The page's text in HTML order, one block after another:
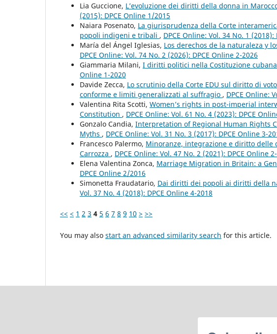
Lia Guccione, L’evoluzione dei diritti della donna in
(2015): DPCE Online 1/2015
Naiara Posenato, La giurisprudenza della Corte
popoli indigeni e tribali , DPCE Online: Vol. 34 No. 1 (2018):
María del Ángel Iglesias, Los derechos de la naturaleza y
DPCE Online: Vol. 74 No. 2 (2026): DPCE Online 2-2026
Giammaria Milani, I diritti politici nella Costituzione
Online 1-2020
Davide Zecca, Lo scrutinio della Corte EDU sul diritto di
conforme e limiti generalizzati al suffragio , DPCE Online:
Valentina Rita Scotti, Women’s rights in post-imperial
Constitution , DPCE Online: Vol. 61 No. 4 (2023): DPCE
Gonzalo Candia, Interpretation of Regional Human Rights
Myths , DPCE Online: Vol. 31 No. 3 (2017): DPCE Online 3-
Francesco Palermo, Minoranze, integrazione e diritto
Carrozza , DPCE Online: Vol. 47 No. 2 (2021): DPCE Online
Elena Valentina Zonca, Marriage Migration in Britain: a
DPCE Online 2/2016
Simonetta Fraudatario, Dai diritti dei popoli ai diritti della
Vol. 37 No. 4 (2018): DPCE Online 4-2018
<< < 1 2 3 4 5 6 7 8 9 10 > >>
You may also start an advanced similarity search for this article.